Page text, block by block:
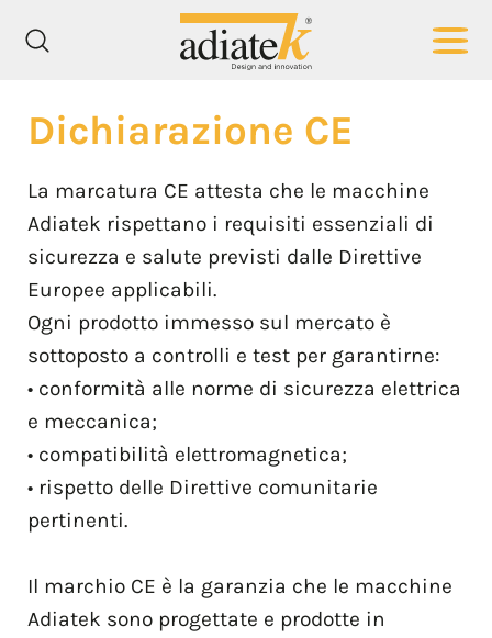
Dichiarazione CE
La marcatura CE attesta che le macchine
Adiatek rispettano i requisiti essenziali di
sicurezza e salute previsti dalle Direttive
Europee applicabili.
Ogni prodotto immesso sul mercato è
sottoposto a controlli e test per garantirne:
• conformità alle norme di sicurezza elettrica
e meccanica;
• compatibilità elettromagnetica;
• rispetto delle Direttive comunitarie
pertinenti.
Il marchio CE è la garanzia che le macchine
Adiatek sono progettate e prodotte in